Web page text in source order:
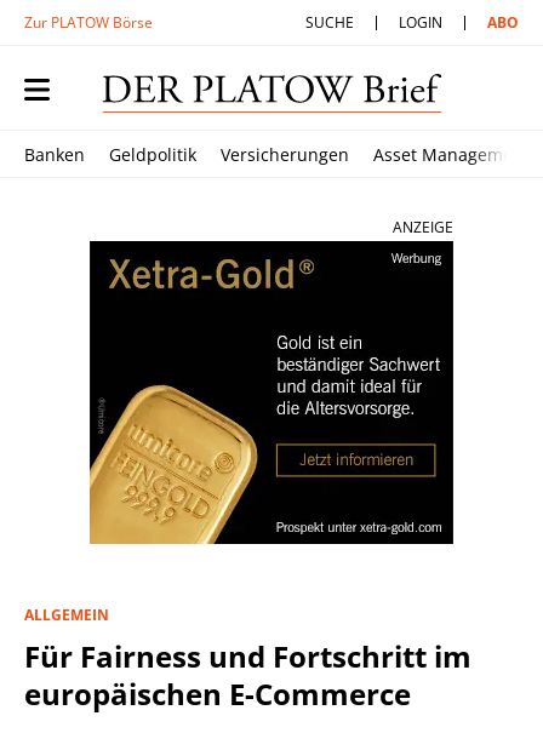
Zur PLATOW Börse SUCHE LOGIN ABO
Banken Geldpolitik Versicherungen Asset Management
ANZEIGE
ALLGEMEIN
Für Fairness und Fortschritt im
europäischen E-Commerce